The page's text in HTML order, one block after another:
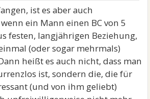
so heißt es nicht automatisch,
er „hängen“ bleibt, zumindest
besser oder
Ich sehe das eher bei ihm und
Lebensplanung liegen, als bei
gewonnen haben soll.
ist es aber auch
ein Mann einen BC von 5
festen, langjährigen Beziehung,
(oder sogar mehrmals)
heißt es auch nicht, dass man
ist, sondern die, die für
(und von ihm geliebt)